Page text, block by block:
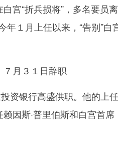
宫“折兵损将”，多名要员离
年１月上任以来，“告别”白
月３１日辞职
资银行高盛供职。他的上任
因斯·普里伯斯和白宫首席